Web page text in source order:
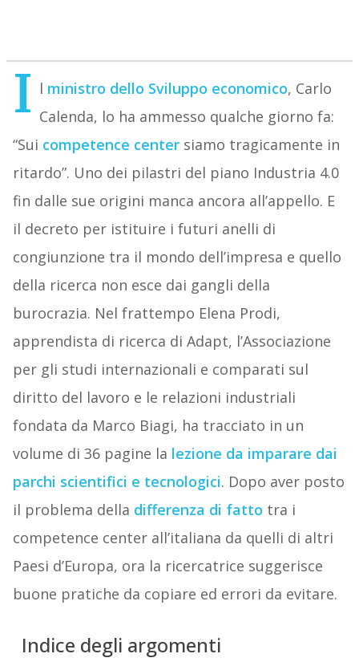
I l ministro dello Sviluppo economico, Carlo
Calenda, lo ha ammesso qualche giorno fa:
“Sui competence centersiamo tragicamente in
ritardo”. Uno dei pilastri del piano Industria 4.0
fin dalle sue origini manca ancora all’appello. E
il decreto per istituire i futuri anelli di
congiunzione tra il mondo dell’impresa e quello
della ricerca non esce dai gangli della
burocrazia. Nel frattempo Elena Prodi,
apprendista di ricerca di Adapt, l’Associazione
per gli studi internazionali e comparati sul
diritto del lavoro e le relazioni industriali
fondata da Marco Biagi, ha tracciato in un
volume di 36 pagine la lezione da imparare dai
parchi scientifici e tecnologici. Dopo aver posto
il problema della differenza di fatto tra i
competence center all’italiana da quelli di altri
Paesi d’Europa, ora la ricercatrice suggerisce
buone pratiche da copiare ed errori da evitare.
Indice degli argomenti